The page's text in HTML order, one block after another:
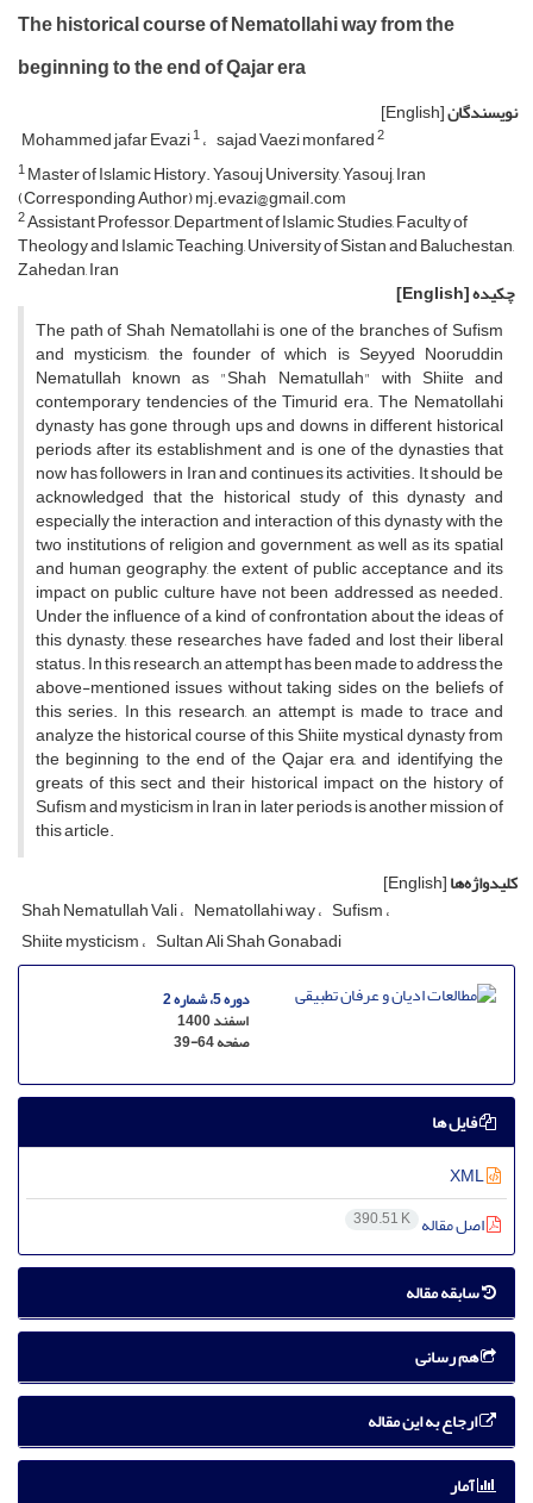
The historical course of Nematollahi way from the
beginning to the end of Qajar era
نویسندگان[English]
Mohammed jafar Evazi1 sajad Vaezi monfared2
1Master of Islamic History. Yasouj University, Yasouj, Iran
(Corresponding Author) mj.evazi@gmail.com
2Assistant Professor, Department of Islamic Studies, Faculty of
Theology and Islamic Teaching, University of Sistan and Baluchestan,
Zahedan, Iran
چکیده[English]
The path of Shah Nematollahi is one of the branches of Sufism
and mysticism, the founder of which is Seyyed Nooruddin
Nematullah known as "Shah Nematullah" with Shiite and
contemporary tendencies of the Timurid era. The Nematollahi
dynasty has gone through ups and downs in different historical
periods after its establishment and is one of the dynasties that
now has followers in Iran and continues its activities. It should be
acknowledged that the historical study of this dynasty and
especially the interaction and interaction of this dynasty with the
two institutions of religion and government, as well as its spatial
and human geography, the extent of public acceptance and its
impact on public culture have not been addressed as needed.
Under the influence of a kind of confrontation about the ideas of
this dynasty, these researches have faded and lost their liberal
status. In this research, an attempt has been made to address the
above-mentioned issues without taking sides on the beliefs of
this series. In this research, an attempt is made to trace and
analyze the historical course of this Shiite mystical dynasty from
the beginning to the end of the Qajar era, and identifying the
greats of this sect and their historical impact on the history of
Sufism and mysticism in Iran in later periods is another mission of
this article.
کلیدواژه‌ها[English]
Shah Nematullah Vali Nematollahi way Sufism
Shiite mysticism Sultan Ali Shah Gonabadi
دوره 5، شماره 2
اسفند 1400
صفحه39-64
فایل ها
اصل مقاله 390.51 K
سابقه مقاله
هم رسانی
ارجاع به این مقاله
آمار